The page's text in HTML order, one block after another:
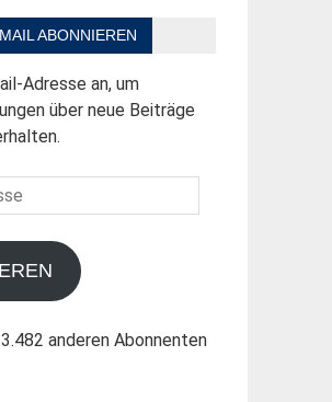
ABONNIEREN
Adresse an, um
über neue Beiträge
anderen Abonnenten